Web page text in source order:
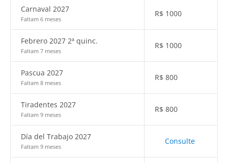
Carnaval 2027
Faltam 6 meses
R$ 1000
Febrero 2027 2ª quinc.
Faltam 7 meses
R$ 1000
Pascua 2027
Faltam 8 meses
R$ 800
Tiradentes 2027
Faltam 9 meses
R$ 800
Día del Trabajo 2027
Faltam 9 meses
Consulte